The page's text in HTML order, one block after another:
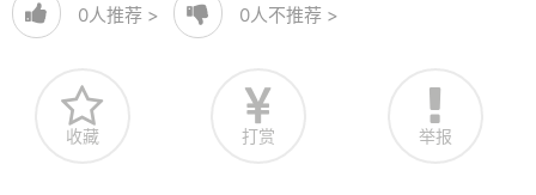
0人推荐 > 0人不推荐 >
收藏 打赏 举报